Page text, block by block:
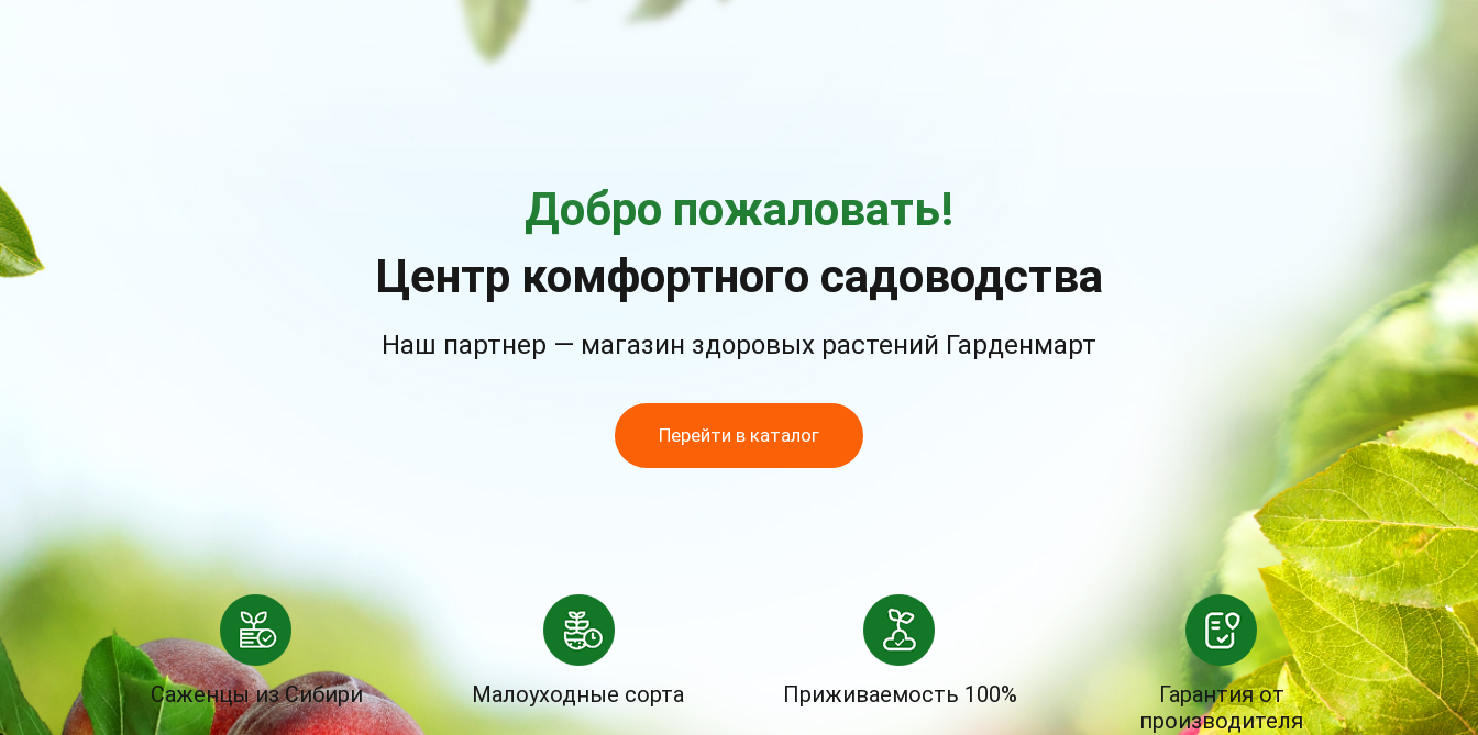
Добро пожаловать!
Центр комфортного садоводства
Наш партнер — магазин здоровых растений Гарденмарт
Перейти в каталог
Саженцы из Сибири Малоуходные сорта Приживаемость 100%
Гарантия от
производителя